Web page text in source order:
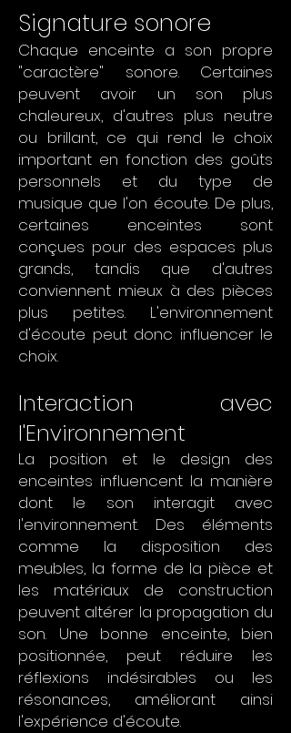
Signature sonore
Chaque enceinte a son propre
"caractère" sonore. Certaines
peuvent avoir un son plus
chaleureux, d'autres plus neutre
ou brillant, ce qui rend le choix
important en fonction des goûts
personnels et du type de
musique que l'on écoute. De plus,
certaines enceintes sont
conçues pour des espaces plus
grands, tandis que d'autres
conviennent mieux à des pièces
plus petites. L'environnement
d'écoute peut donc influencer le
choix.
Interaction avec
l'Environnement
La position et le design des
enceintes influencent la manière
dont le son interagit avec
l'environnement. Des éléments
comme la disposition des
meubles, la forme de la pièce et
les matériaux de construction
peuvent altérer la propagation du
son. Une bonne enceinte, bien
positionnée, peut réduire les
réflexions indésirables ou les
résonances, améliorant ainsi
l'expérience d'écoute.